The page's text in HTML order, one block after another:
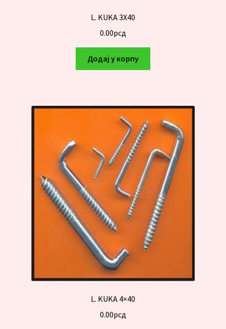
L. KUKA 3X40
0.00рсд
Додај у корпу
L. KUKA 4×40
0.00рсд